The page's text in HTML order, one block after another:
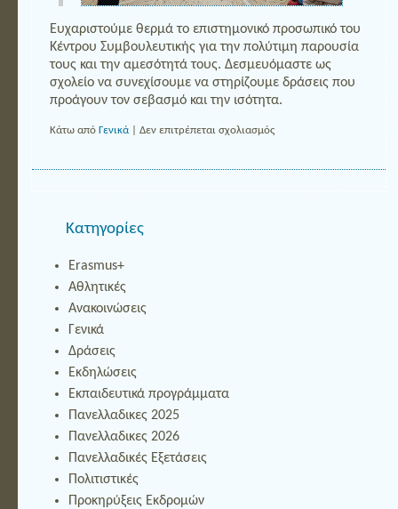
Ευχαριστούμε θερμά το επιστημονικό προσωπικό του
Κέντρου Συμβουλευτικής για την πολύτιμη παρουσία
τους και την αμεσότητά τους. Δεσμευόμαστε ως
σχολείο να συνεχίσουμε να στηρίζουμε δράσεις που
προάγουν τον σεβασμό και την ισότητα.
Κάτω από Γενικά Δεν επιτρέπεται σχολιασμόςστο
«Σπάμε
Kατηγορίες
Erasmus+
Αθλητικές
Ανακοινώσεις
Γενικά
Δράσεις
Εκδηλώσεις
Εκπαιδευτικά προγράμματα
Πανελλαδικες 2025
Πανελλαδικες 2026
Πανελλαδικές Εξετάσεις
Πολιτιστικές
Προκηρύξεις Εκδρομών